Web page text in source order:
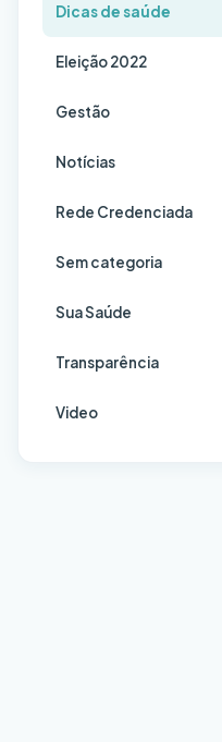
Dicas de saúde
Eleição 2022
Gestão
Notícias
Rede Credenciada
Sem categoria
Sua Saúde
Transparência
Video